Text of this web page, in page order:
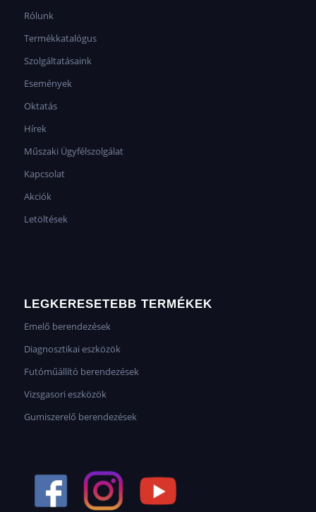
Rólunk
Termékkatalógus
Szolgáltatásaink
Események
Oktatás
Hírek
Műszaki Ügyfélszolgálat
Kapcsolat
Akciók
Letöltések
LEGKERESETEBB TERMÉKEK
Emelő berendezések
Diagnosztikai eszközök
Futóműállító berendezések
Vizsgasori eszközök
Gumiszerelő berendezések